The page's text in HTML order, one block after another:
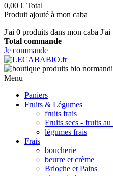
0,00 € Total
Produit ajouté à mon caba
J'ai 0 produits dans mon caba J'ai
Total commande
Je commande
Menu
Paniers
Fruits & Légumes
fruits frais
Fruits secs - fruits au
légumes frais
Frais
boucherie
beurre et crème
Brioche et Pains